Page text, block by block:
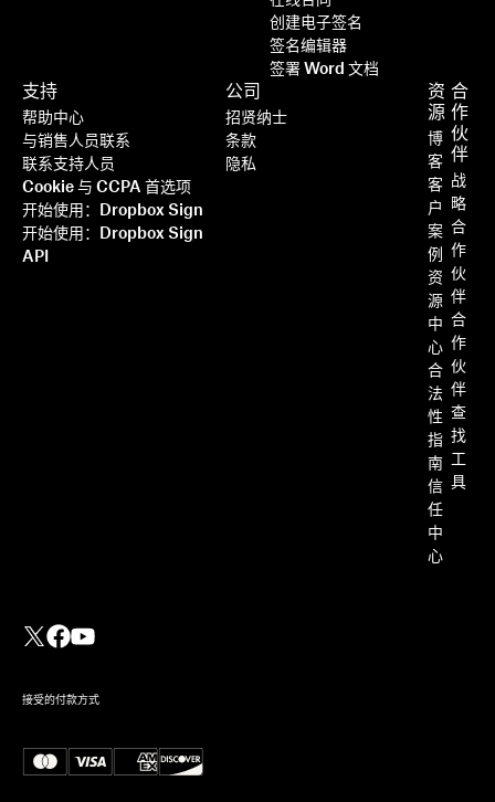
创建电子签名
签名编辑器
签署 Word 文档
支持
帮助中心
与销售人员联系
联系支持人员
Cookie 与 CCPA 首选项
开始使用：Dropbox Sign
开始使用：Dropbox Sign
API
资
源
博
客
客
户
案
例
资
源
中
心
合
法
性
指
南
信
任
中
心
合
作
伙
伴
战
略
合
作
伙
伴
合
作
伙
伴
查
找
具
公司
招贤纳士
条款
隐私
接受的付款方式